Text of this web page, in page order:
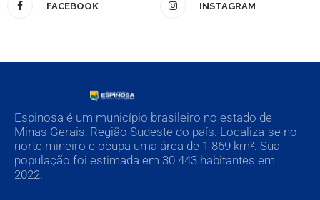
FACEBOOK INSTAGRAM
Espinosa é um município brasileiro no estado de
Minas Gerais, Região Sudeste do país. Localiza-se no
norte mineiro e ocupa uma área de 1 869 km². Sua
população foi estimada em 30 443 habitantes em
2022.